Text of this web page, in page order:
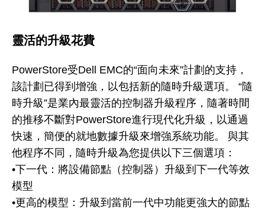
靈活的升級花費
PowerStore受Dell EMC的“面向未來”計劃的支持，
該計劃已得到增強，以包括新的隨時升級選項。 “隨
時升級”是業內最靈活的控制器升級程序，隨著時間
的推移不斷對PowerStore進行現代化升級，以通過
快速，簡便的就地數據升級來增強系統功能。 與其
他程序不同，隨時升級為您提供以下三個選項：
•下一代：將設備節點（控制器）升級到下一代等效
模型
•更高的模型：升級到當前一代中功能更強大的節點